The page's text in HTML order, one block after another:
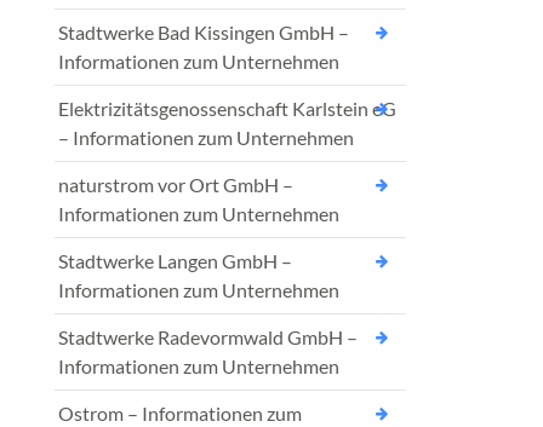
Stadtwerke Bad Kissingen GmbH –
Informationen zum Unternehmen
Elektrizitätsgenossenschaft Karlstein eG
– Informationen zum Unternehmen
naturstrom vor Ort GmbH –
Informationen zum Unternehmen
Stadtwerke Langen GmbH –
Informationen zum Unternehmen
Stadtwerke Radevormwald GmbH –
Informationen zum Unternehmen
Ostrom – Informationen zum